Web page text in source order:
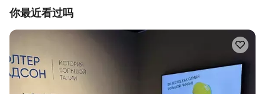
你最近看过吗